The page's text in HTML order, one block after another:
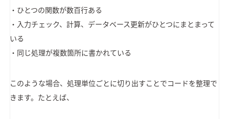
・ひとつの関数が数百行ある
・入力チェック、計算、データベース更新がひとつにまとまって
いる
・同じ処理が複数箇所に書かれている
このような場合、処理単位ごとに切り出すことでコードを整理で
きます。たとえば、